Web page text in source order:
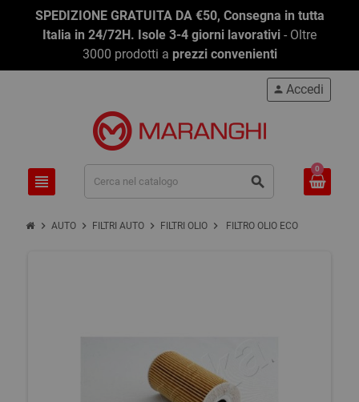
SPEDIZIONE GRATUITA DA €50, Consegna in tutta
Italia in 24/72H. Isole 3-4 giorni lavorativi - Oltre
3000 prodotti a prezzi convenienti
view_headline search
person Accedi
0
chevron_right AUTO chevron_right FILTRI AUTO chevron_right FILTRI OLIO chevron_right FILTRO OLIO ECO